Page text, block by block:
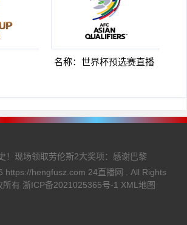
名称：世界杯预选赛直播
！现场领取劳伦斯2大奖项：感谢巴黎
https://hengfusz.com 24直播网
. All Rights
所有 浙ICP备2021025365号-1 XML地图